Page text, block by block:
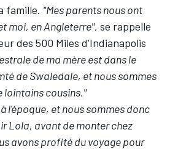
famille. "Mes parents nous ont
moi, en Angleterre", se rappelle
des 500 Miles d'Indianapolis
de ma mère est dans le
de Swaledale, et nous sommes
lointains cousins."
l'époque, et nous sommes donc
Lola, avant de monter chez
avons profité du voyage pour